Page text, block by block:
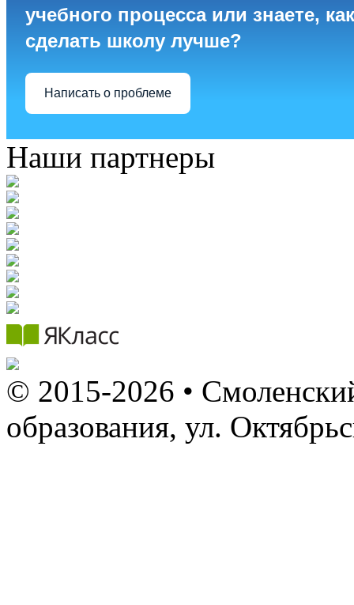
учебного процесса или знаете, как
сделать школу лучше?
Написать о проблеме
Наши партнеры
© 2015-2026 •
образования, ул.